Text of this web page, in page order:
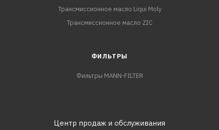
Трансмиссионное масло Liqui Moly
Трансмиссионное масло ZIC
ФИЛЬТРЫ
Фильтры MANN-FILTER
Центр продаж и обслуживания